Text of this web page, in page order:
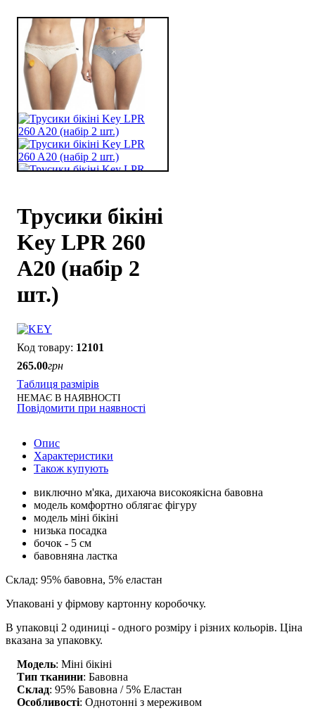
Трусики бікіні
Key LPR 260
A20 (набір 2
шт.)
12101
265.00грн
Таблиця размірів
НЕМАЄ В НАЯВНОСТІ
Повідомити при наявності
Опис
Характеристики
Також купують
виключно м'яка, дихаюча високоякісна бавовна
модель комфортно облягає фігуру
модель міні бікіні
низька посадка
бочок - 5 см
бавовняна ластка
Склад: 95% бавовна, 5% еластан
Упаковані у фірмову картонну коробочку.
В упаковці 2 одиниці - одного розміру і різних кольорів. Ціна
вказана за упаковку.
Модель: Міні бікіні
Тип тканини: Бавовна
Склад: 95% Бавовна / 5% Еластан
Особливості: Однотонні з мереживом